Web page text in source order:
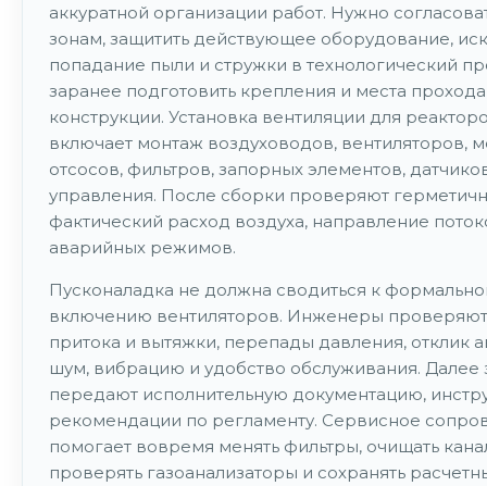
аккуратной организации работ. Нужно
зонам, защитить действующее оборудование,
попадание пыли и стружки в технологический
заранее подготовить крепления и места
конструкции. Установка вентиляции для
включает монтаж воздуховодов, вентиляторов,
отсосов, фильтров, запорных элементов,
управления. После сборки проверяют
фактический расход воздуха, направление
аварийных режимов.
Пусконаладка не должна сводиться к
включению вентиляторов. Инженеры
притока и вытяжки, перепады давления, отклик
шум, вибрацию и удобство обслуживания. Далее
передают исполнительную документацию,
рекомендации по регламенту. Сервисное
помогает вовремя менять фильтры, очищать
проверять газоанализаторы и сохранять